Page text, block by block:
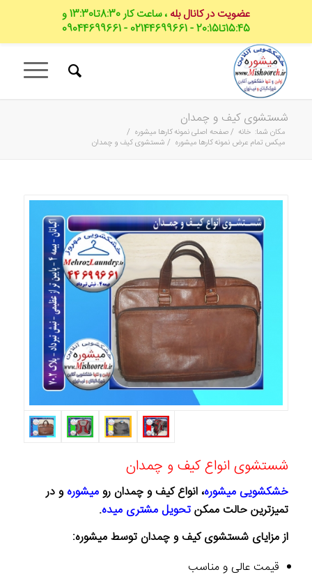
شستشوی کیف و چمدان
مکان شما: خانه /صفحه اصلی نمونه کارها میشوره /
میکس تمام عرض نمونه کارها میشوره / شستشوی کیف و چمدان
شستشوی انواع کیف و چمدان
خشکشویی میشوره، انواع کیف و چمدان رومیشورهو در
تمیزترین حالت ممکنتحویل مشتری میده.
از مزایای شستشوی کیف و چمدان توسط میشوره:
قیمت عالی و مناسب
عضویت در کانال بله
، ساعت کار 8:30تا13:30 و
15:45تا20:15 - 02144699661 - 09044699661